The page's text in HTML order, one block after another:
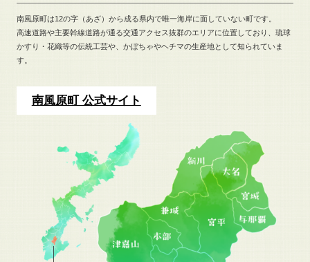
南風原町は12の字（あざ）から成る県内で唯一海岸に面していない町です。
高速道路や主要幹線道路が通る交通アクセス抜群のエリアに位置しており、 琉球
かすり・花織等の伝統工芸や、 かぼちゃやヘチマの生産地として知られていま
す。
南風原町 公式サイト